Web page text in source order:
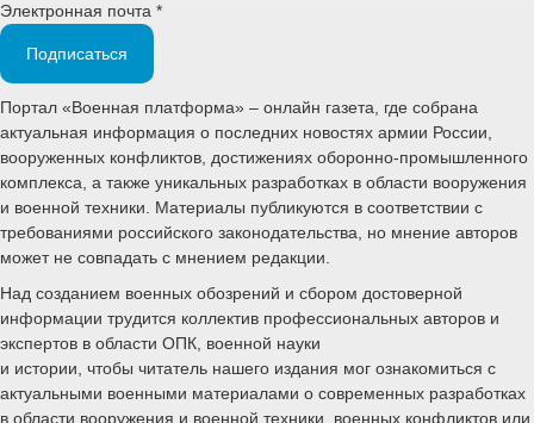
Электронная почта *
Подписаться
Портал «Военная платформа» – онлайн газета, где собрана
актуальная информация о последних новостях армии России,
вооруженных конфликтов, достижениях оборонно-промышленного
комплекса, а также уникальных разработках в области вооружения
и военной техники. Материалы публикуются в соответствии с
требованиями российского законодательства, но мнение авторов
может не совпадать с мнением редакции.
Над созданием военных обозрений и сбором достоверной
информации трудится коллектив профессиональных авторов и
экспертов в области ОПК, военной науки
и истории, чтобы читатель нашего издания мог ознакомиться с
актуальными военными материалами о современных разработках
в области вооружения и военной техники, военных конфликтов или